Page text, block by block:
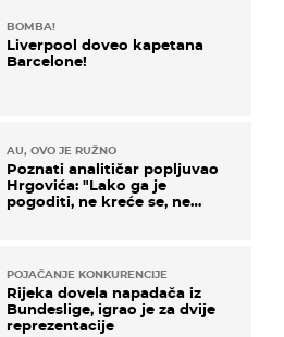
BOMBA!
Liverpool doveo kapetana
Barcelone!
AU, OVO JE RUŽNO
Poznati analitičar popljuvao
Hrgovića: "Lako ga je
pogoditi, ne kreće se, ne
POJAČANJE KONKURENCIJE
Rijeka dovela napadača iz
Bundeslige, igrao je za dvije
reprezentacije